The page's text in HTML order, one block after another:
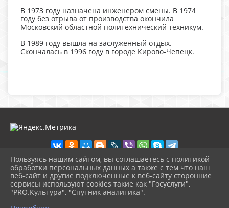
В 1973 году назначена инженером смены. В 1974
году без отрыва от производства окончила
Московский областной политехнический техникум.
В 1989 году вышла на заслуженный отдых.
Скончалась в 1996 году в городе Кирово-Чепецк.
2026 г. nolinsk-museum.ru
Вход
Карта сайта
Политика обработки персональных данных
Пользуясь нашим сайтом, вы соглашаетесь с политикой
обработки персональных данных а также с тем что наш
веб-сайт и другие подключенные к веб-сайту сторонние
сервисы используют cookies такие как "Госуслуги",
"PRO.Культура", "Спутник аналитика".